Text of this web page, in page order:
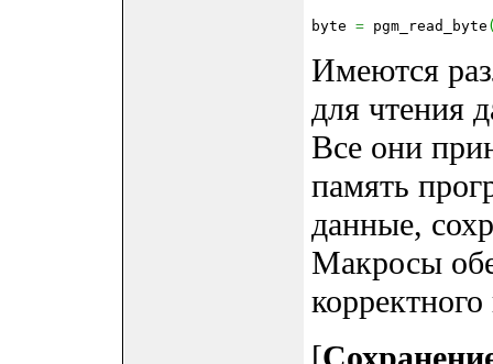
byte = pgm_read_byte
Имеются
для чтения
Все они
память
данные,
Макросы
корректного